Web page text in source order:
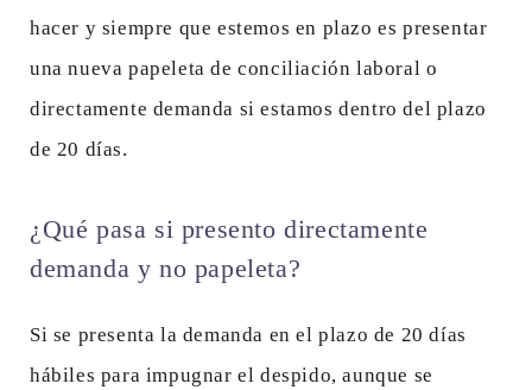
hacer y siempre que estemos en plazo es presentar
una nueva papeleta de conciliación laboral o
directamente demanda si estamos dentro del plazo
de 20 días.
¿Qué pasa si presento directamente
demanda y no papeleta?
Si se presenta la demanda en el plazo de 20 días
hábiles para impugnar el despido, aunque se